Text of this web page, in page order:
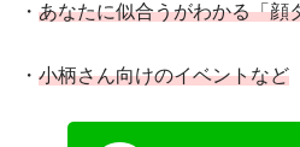
・ あなたに似合うがわかる「顔
・ 小柄さん向けのイベントなど